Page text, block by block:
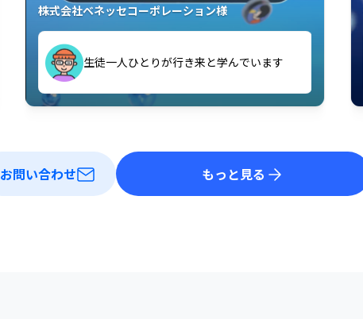
株式会社ベネッセコーポレーション様
生徒一人ひとりが行き来と学んでいます
い」「解くことが楽しい」を実感していま
お問い合わせ もっと見る